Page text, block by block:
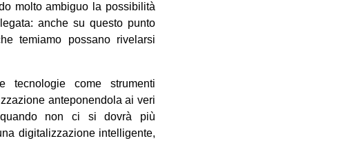
molto ambiguo la possibilità
anche su questo punto
temiamo possano rivelarsi
tecnologie come strumenti
anteponendola ai veri
quando non ci si dovrà più
digitalizzazione intelligente,